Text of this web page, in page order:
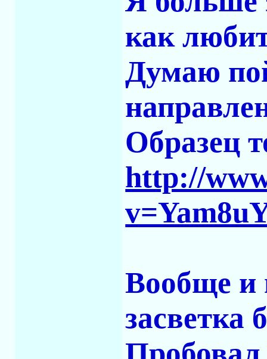
как
Думаю
Образец
http://
Вообще и
засветка